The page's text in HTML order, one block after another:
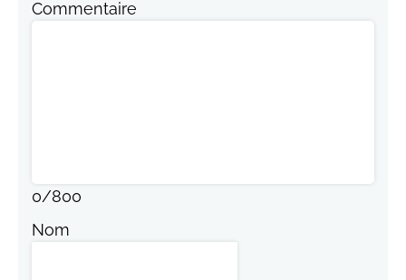
Commentaire
0/800
Nom